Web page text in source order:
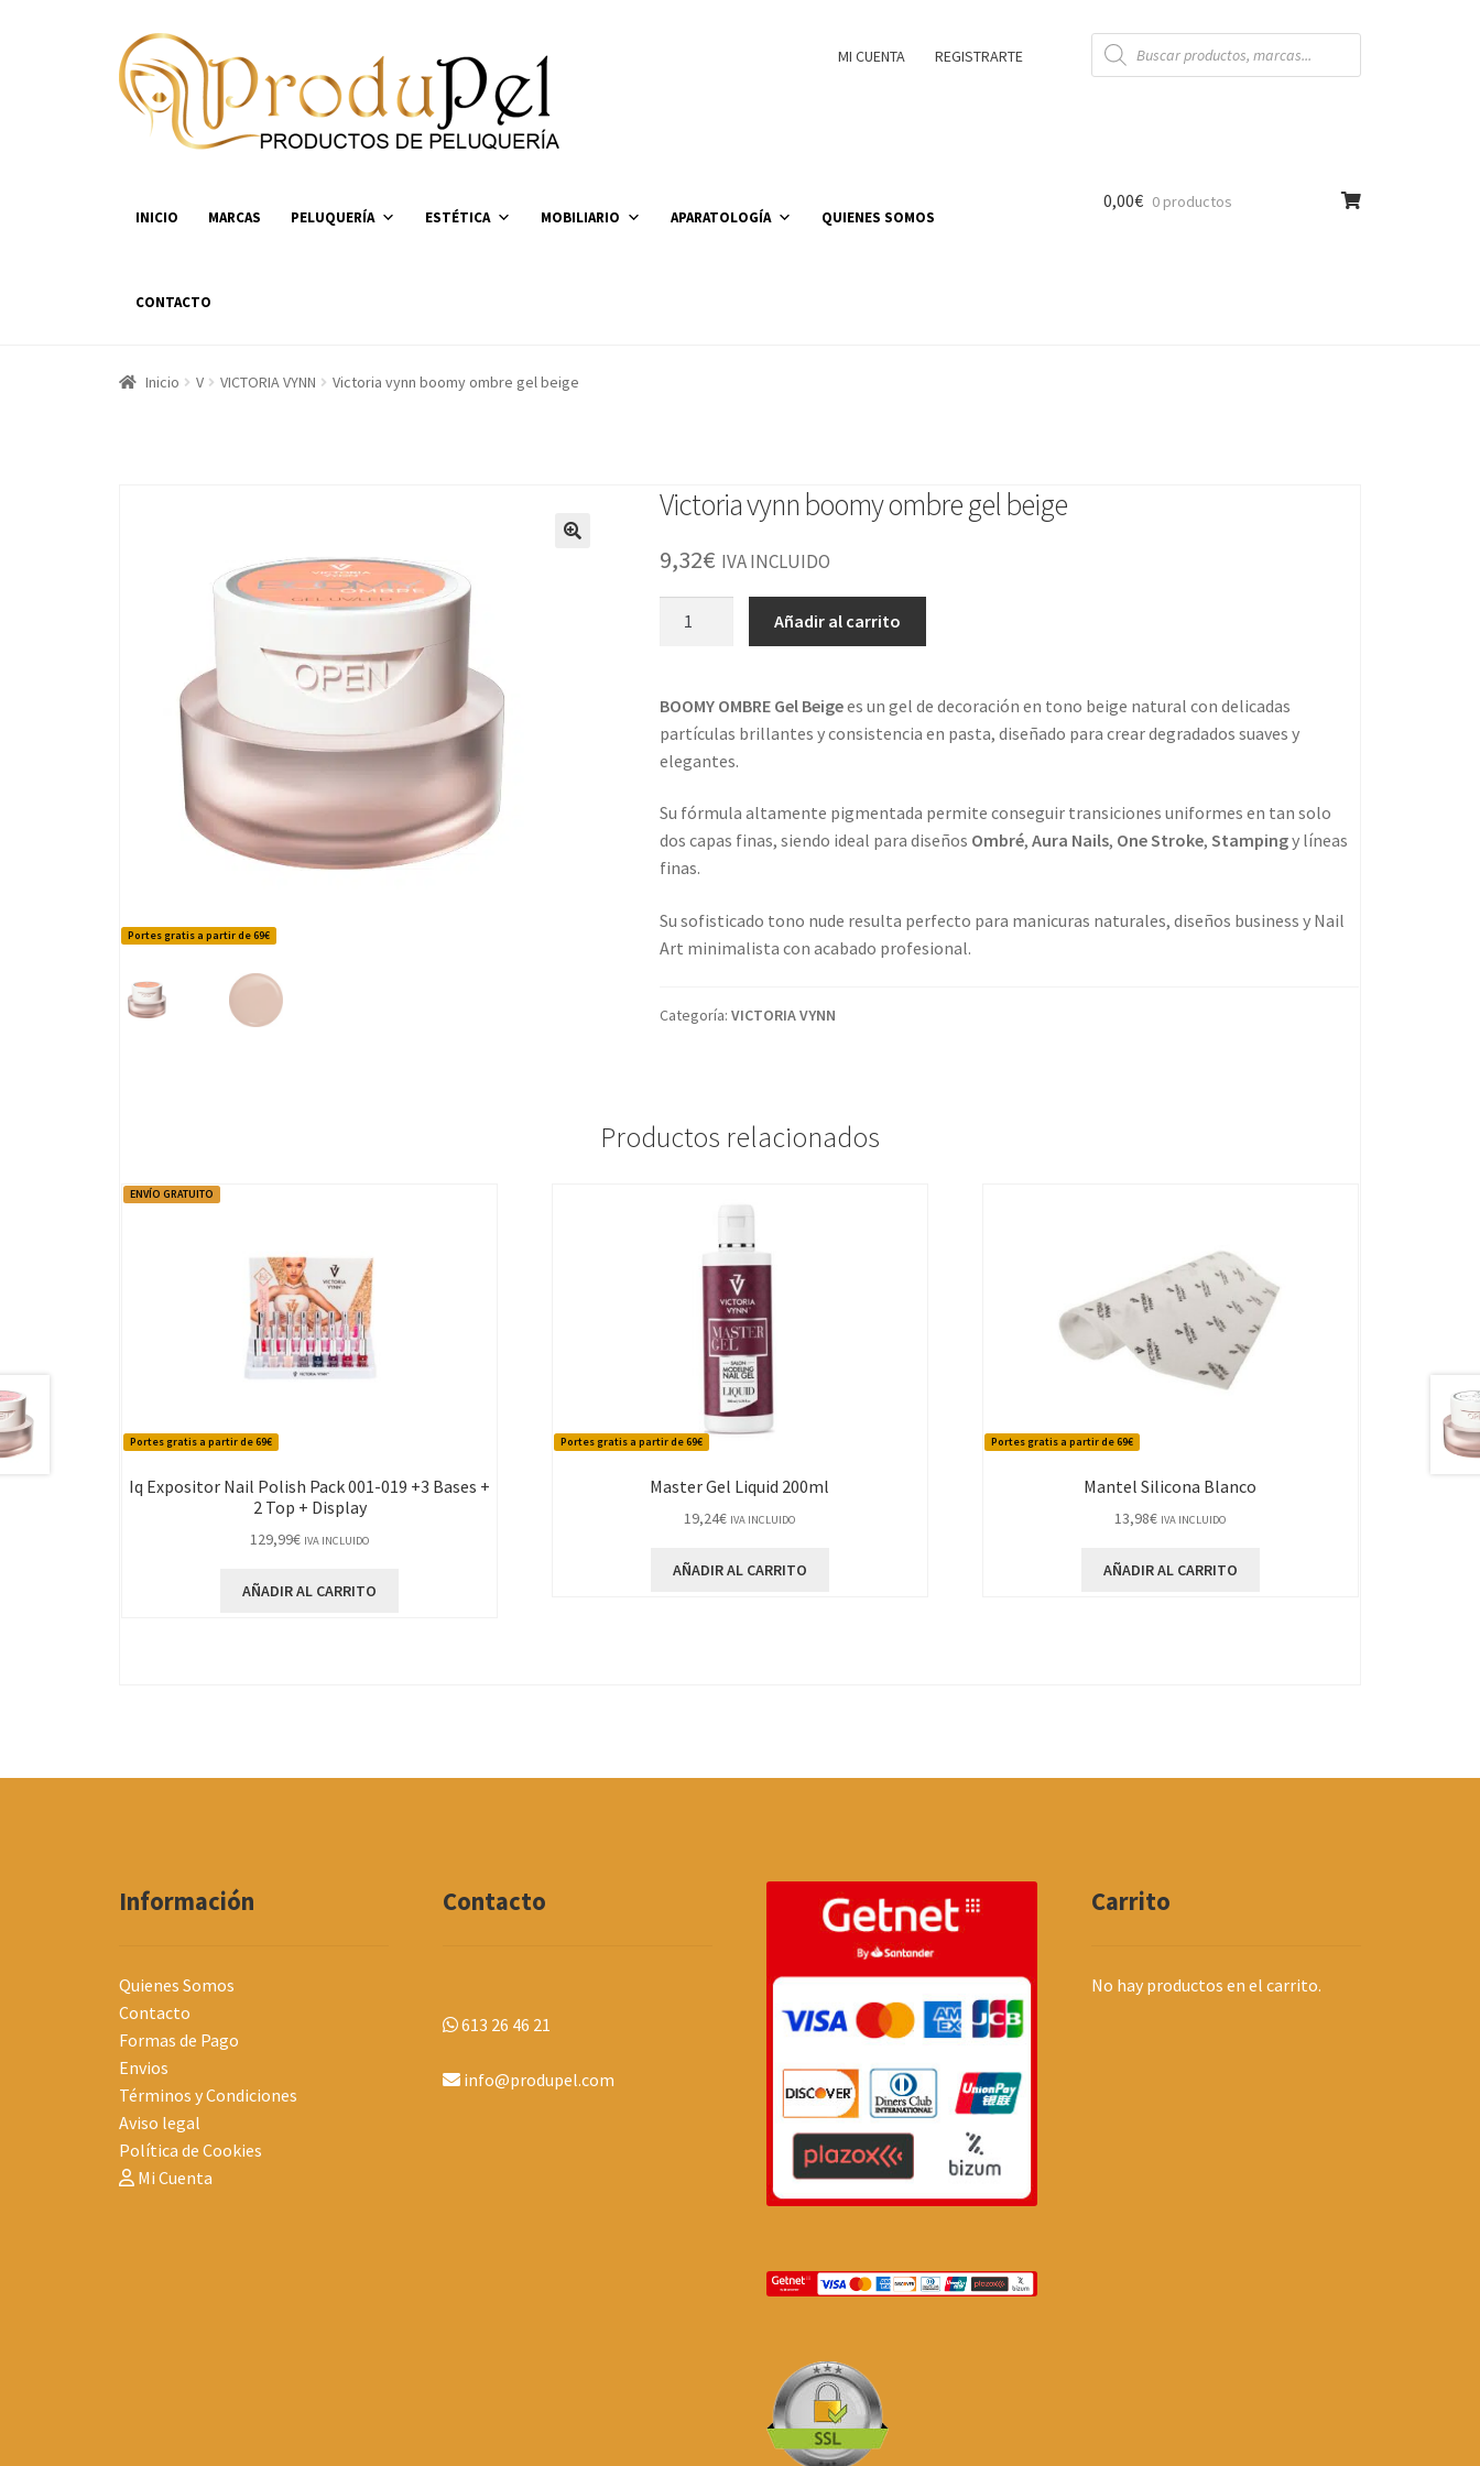
Ir
a
la
navegación
Ir
al
contenido
MI CUENTA REGISTRARTE
Búsqueda
de
productos
INICIO MARCAS PELUQUERÍA ESTÉTICA MOBILIARIO APARATOLOGÍA QUIENES SOMOS
CONTACTO
0,00€ 0 productos
Inicio V VICTORIA VYNN Victoria vynn boomy ombre gel beige
Portes gratis a partir de 69€
Victoria vynn boomy ombre gel beige
9,32€ IVA INCLUIDO
gel
beige
cantidad
Añadir al carrito
BOOMY OMBRE Gel Beigees un gel de decoración en tono beige natural con delicadas
partículas brillantes y consistencia en pasta, diseñado para crear degradados suaves y
elegantes.
Su fórmula altamente pigmentada permite conseguir transiciones uniformes en tan solo
dos capas finas, siendo ideal para diseños Ombré, Aura Nails, One Stroke, Stampingy líneas
finas.
Su sofisticado tono nude resulta perfecto para manicuras naturales, diseños business y Nail
Art minimalista con acabado profesional.
Categoría: VICTORIA VYNN
Productos relacionados
Portes gratis a partir de 69€
ENVÍO GRATUITO
Iq Expositor Nail Polish Pack 001-019 +3 Bases +
2 Top + Display
129,99€ IVA INCLUIDO
AÑADIR AL CARRITO
Portes gratis a partir de 69€
Master Gel Liquid 200ml
19,24€ IVA INCLUIDO
AÑADIR AL CARRITO
Portes gratis a partir de 69€
Mantel Silicona Blanco
13,98€ IVA INCLUIDO
AÑADIR AL CARRITO
Información
Quienes Somos
Contacto
Formas de Pago
Envios
Términos y Condiciones
Aviso legal
Política de Cookies
Mi Cuenta
Contacto
613 26 46 21
info@produpel.com
Carrito
No hay productos en el carrito.